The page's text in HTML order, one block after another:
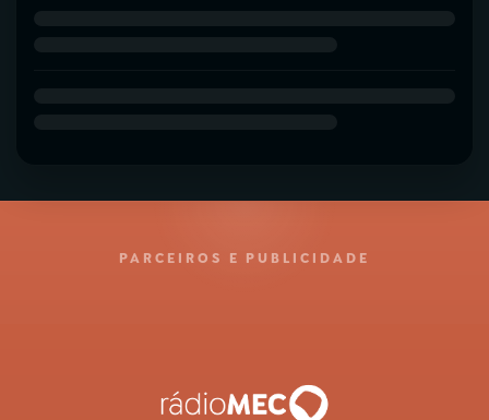
PARCEIROS E PUBLICIDADE